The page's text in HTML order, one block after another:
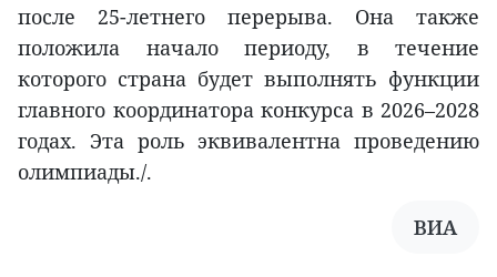
после 25-летнего перерыва. Она также
положила начало периоду, в течение
которого страна будет выполнять функции
главного координатора конкурса в 2026–2028
годах. Эта роль эквивалентна проведению
олимпиады./.
ВИА